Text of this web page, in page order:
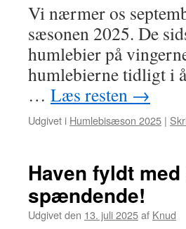
Vi nærmer os
sæsonen 2025. De
humlebier på
humlebierne tidligt i
… Læs resten →
Udgivet i Humlebisæson 2025 |
Haven fyldt
spændende!
Udgivet den 13. juli 2025af Knud